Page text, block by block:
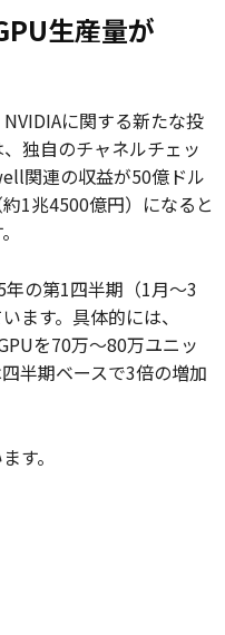
生産量が
に関する新たな投
独自のチャネルチェッ
関連の収益が50億ドル
1兆4500億円）になると
の第1四半期（1月〜3
ます。具体的には、
を70万〜80万ユニッ
半期ベースで3倍の増加
す。